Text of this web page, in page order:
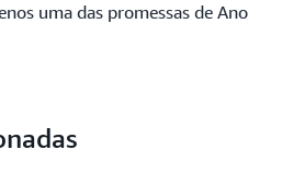
uma das promessas de Ano